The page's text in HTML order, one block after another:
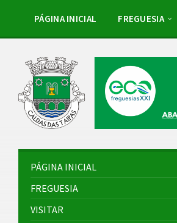
sidebar
sidebar
PÁGINA INICIAL FREGUESIA
PÁGINA INICIAL
FREGUESIA
VISITAR